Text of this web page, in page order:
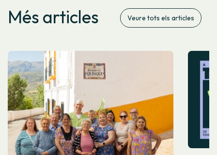
Més articles Veure tots els articles